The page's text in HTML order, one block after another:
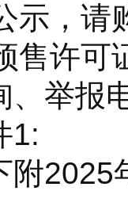
示，请
售许可
、举报
1:
附